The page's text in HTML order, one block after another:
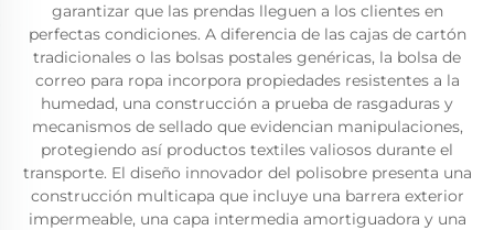
garantizar que las prendas lleguen a los clientes en
perfectas condiciones. A diferencia de las cajas de cartón
tradicionales o las bolsas postales genéricas, la bolsa de
correo para ropa incorpora propiedades resistentes a la
humedad, una construcción a prueba de rasgaduras y
mecanismos de sellado que evidencian manipulaciones,
protegiendo así productos textiles valiosos durante el
transporte. El diseño innovador del polisobre presenta una
construcción multicapa que incluye una barrera exterior
impermeable, una capa intermedia amortiguadora y una